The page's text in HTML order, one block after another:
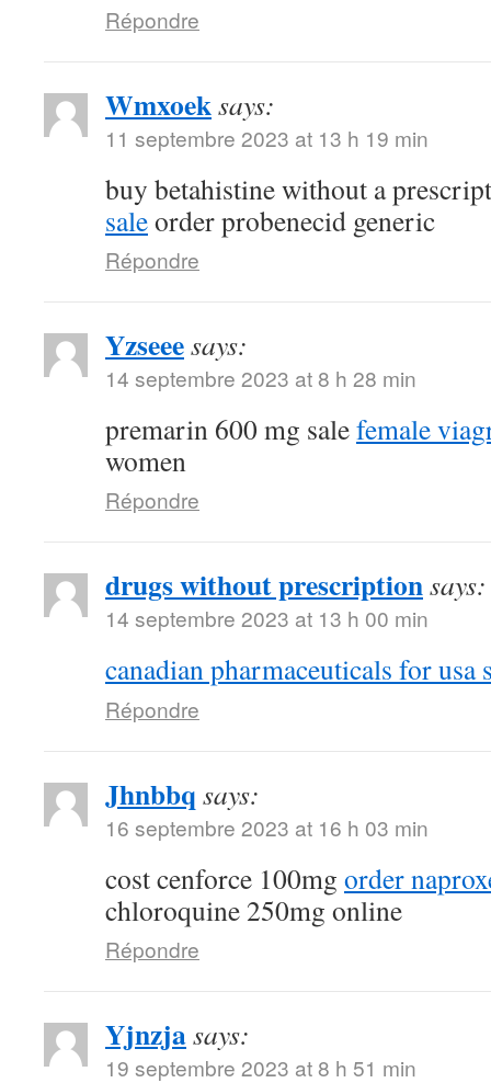
Répondre
Wmxoeksays:
11 septembre 2023 at 13 h 19 min
buy betahistine without a
saleorder probenecid generic
Répondre
Yzseeesays:
14 septembre 2023 at 8 h 28 min
premarin 600 mg salefemale
women
Répondre
drugs without prescriptionsays:
14 septembre 2023 at 13 h 00 min
canadian pharmaceuticals for usa
Répondre
Jhnbbq says:
16 septembre 2023 at 16 h 03 min
cost cenforce 100mg order
chloroquine 250mg online
Répondre
Yjnzjasays:
19 septembre 2023 at 8 h 51 min